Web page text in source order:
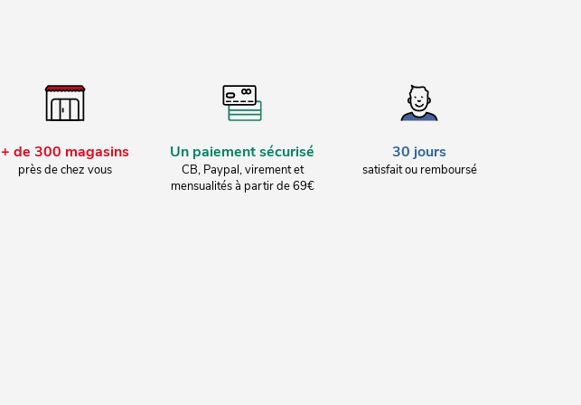
+ de 300 magasins
près de chez vous
Un paiement sécurisé
CB, Paypal, virement et
mensualités à partir de 69€
30 jours
satisfait ou remboursé